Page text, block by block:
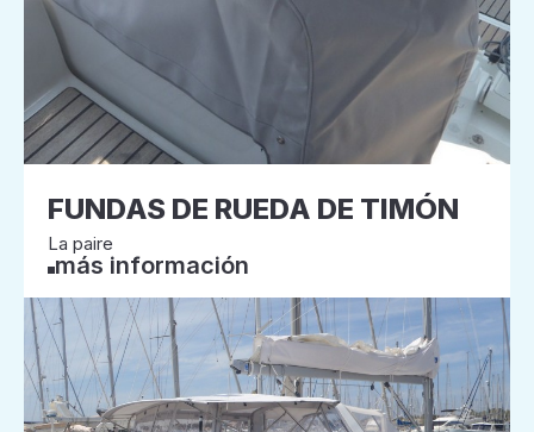
FUNDAS DE RUEDA DE TIMÓN
La paire
más información